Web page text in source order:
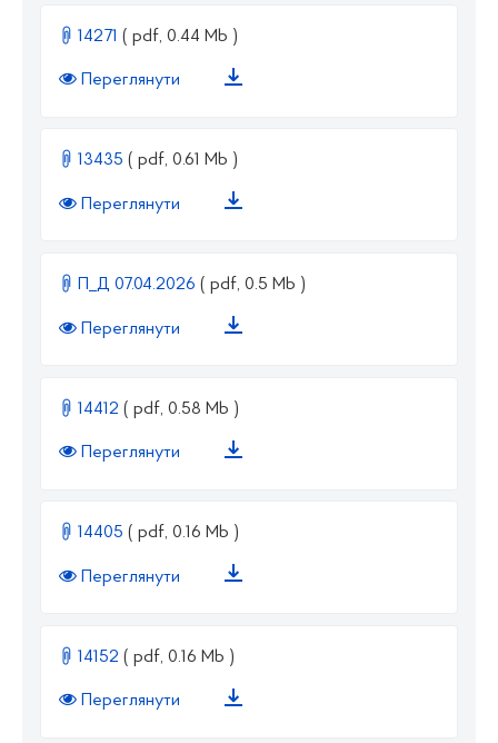
14271 ( pdf, 0.44 Mb )
Переглянути
13435 ( pdf, 0.61 Mb )
Переглянути
П_Д 07.04.2026 ( pdf, 0.5 Mb )
Переглянути
14412 ( pdf, 0.58 Mb )
Переглянути
14405 ( pdf, 0.16 Mb )
Переглянути
14152 ( pdf, 0.16 Mb )
Переглянути